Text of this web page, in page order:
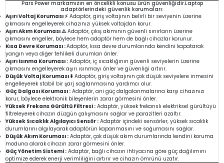
Pars Power markamızın en öncelikli konusu ürün güvenliğidir.Laptop
adaptörlerindeki güvenlik korumaları:
Aşırı Voltaj Koruması ⚡ Adaptör, giriş voltajının belirli bir seviyenin üzerine
çıkmasını engelleyerek cihazınızı yüksek voltajdan korur.
Aşırı Akım Koruması ⚠️Adaptör, çıkış akımının güvenli sınırların üzerine
çıkmasını engeller, böylece hem adaptör hem de bağlı cihazlar korunur.
Kısa Devre Koruması :Adaptör, kısa devre durumlarında kendini kapatarak
yangın veya diğer tehlikeli durumları önler.
Aşırı Isınma Koruması : Adaptör, iç sıcaklığının güvenli seviyelerin üzerine
çıkmasını engelleyerek aşırı ısınmayı önler ve güvenliği artırır.
Düşük Voltaj Koruması ⬇️ Adaptör, giriş voltajının çok düşük seviyelere inmesini
engelleyerek stabil bir şarj sağlanmasına yardımcı olur.
Güç Dalgası Koruması : Adaptör, ani güç dalgalanmalarına karşı cihazınızı
korur, böylece elektronik bileşenlerin zarar görmesini önler.
Yüksek Frekans Gürültü Filtresi : Adaptör, yüksek frekanslı elektriksel gürültüyü
filtreleyerek cihazın düzgün çalışmasını sağlar ve parazitleri azaltır.
Yüksek Sıcaklık Algılayıcı Sensör : Adaptör içindeki sensörler, yüksek sıcaklık
durumlarını algılayarak adaptörün kapanmasını ve soğumasını sağlar.
Düşük Akım Koruması : Adaptör, çok düşük akım durumlarında kendini koruma
moduna alarak cihazın zarar görmesini önler.
Güç Yönetim Sistemi : Adaptör, bağlı cihazın ihtiyacına göre güç dağılımını
optimize ederek enerji verimliliğini artırır ve cihazın ömrünü uzatır.